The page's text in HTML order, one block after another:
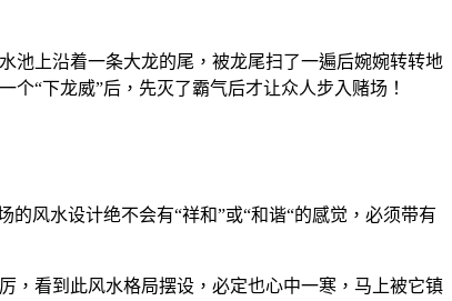
池上沿着一条大龙的尾，被龙尾扫了一遍后婉婉转转地
“下龙威”后，先灭了霸气后才让众人步入赌场！
风水设计绝不会有“祥和”或“和谐“的感觉，必须带有
，看到此风水格局摆设，必定也心中一寒，马上被它镇